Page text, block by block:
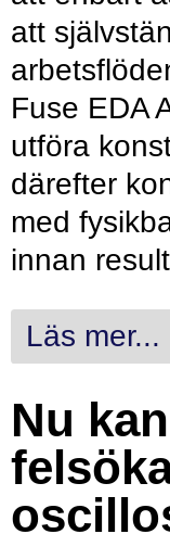
att
Fuse EDA
utföra
därefter
med
innan
Läs mer...
Nu